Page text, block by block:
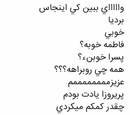
واااااي ببين كي اينجاس
برديا
خوبي
فاطمه خوبه؟
پسرا خوبنء؟
همه چي روبراهه؟؟؟
عزيزممممممممم
پريروزا يادت بودم
چقدر كمكم ميكردي